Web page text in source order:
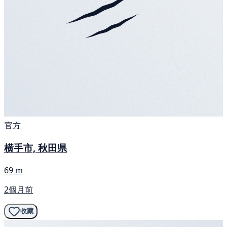
官方
横手市, 秋田県
69 m
2個月前
收藏